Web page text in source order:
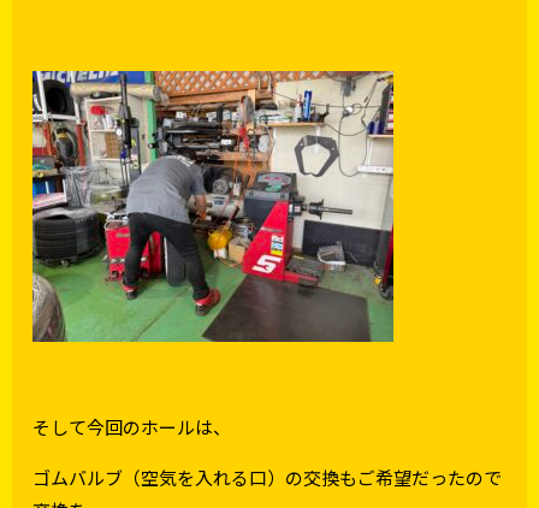
そして今回のホールは、
ゴムバルブ（空気を入れる口）の交換もご希望だったので